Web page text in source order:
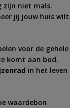
zijn niet mals.
jij jouw huis wilt
voor de gehele
komt aan bod.
in het leven
waardebon